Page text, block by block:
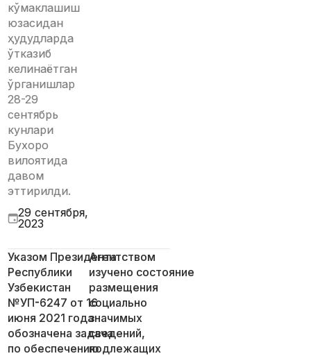
кўмаклашиш
юзасидан
ҳудудларда
ўтказиб
келинаётган
ўрганишлар
28-29
сентябрь
кунлари
Бухоро
вилоятида
давом
эттирилди.
29 сентября,
2023
Указом Президента
Республики
Узбекистан
№УП-6247 от 16
июня 2021 года
обозначена задача
по обеспечению ​​
Агентством
изучено состояние
размещения
социально
значимых
сведений,
подлежащих